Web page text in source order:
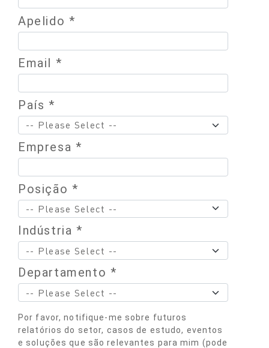
Apelido *
Email *
País *
Empresa *
Posição *
Indústria *
Departamento *
Por favor, notifique-me sobre futuros
relatórios do setor, casos de estudo, eventos
e soluções que são relevantes para mim (pode